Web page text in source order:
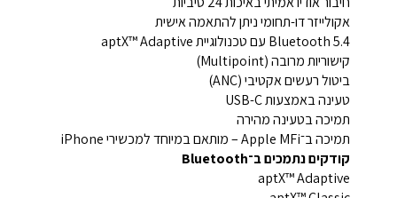
אקולייזר דו-תחומי ניתן להתאמה אישית
Bluetooth 5.4 עם טכנולוגיית aptX™ Adaptive
קישוריות מרובה (Multipoint)
ביטול רעשים אקטיבי (ANC)
טעינה באמצעות USB-C
תמיכה בטעינה מהירה
תמיכה ב־Apple MFi – מותאם במיוחד למכשירי iPhone
קודקים נתמכים ב־Bluetooth
aptX™ Adaptive